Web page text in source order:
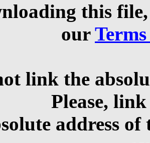
this
our
link the
Please,
address